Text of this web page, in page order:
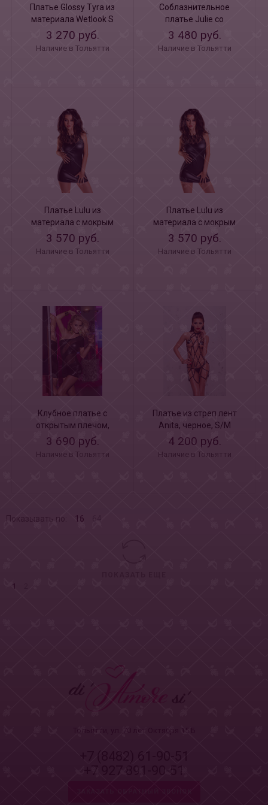
Платье Glossy Tyra из
материала Wetlook S
3 270 руб.
Наличие в Тольятти
Соблазнительное
платье Julie со
шнуровкой S
3 480 руб.
Наличие в Тольятти
Платье Lulu из
материала с мокрым
блеском S
3 570 руб.
Наличие в Тольятти
Платье Lulu из
материала с мокрым
блеском M
3 570 руб.
Наличие в Тольятти
Клубное платье с
открытым плечом,
черное, S-M-L
3 690 руб.
Наличие в Тольятти
Платье из стреп лент
Anita, черное, S/M
4 200 руб.
Наличие в Тольятти
Показывать по: 16
1
Тольятти, ул. 70 лет Октября 15 Б
+7 (8482) 61-90-51
+7 927 891-90-51